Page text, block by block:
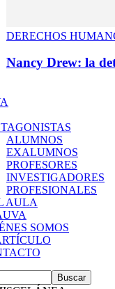
DERECHOS
Nancy Drew: la
ALUMNOS
EXALUMNOS
PROFESORES
INVESTIGADORES
PROFESIONALES
AULA
SOMOS